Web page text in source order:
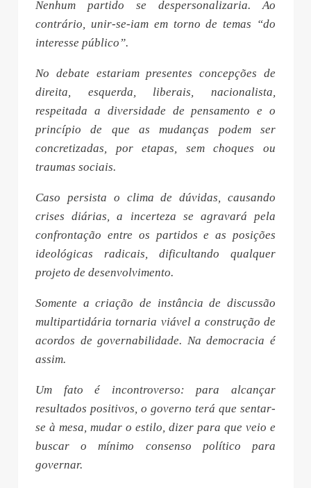
Nenhum partido se despersonalizaria. Ao
contrário, unir-se-iam em torno de temas “do
interesse público”.
No debate estariam presentes concepções de
direita, esquerda, liberais, nacionalista,
respeitada a diversidade de pensamento e o
princípio de que as mudanças podem ser
concretizadas, por etapas, sem choques ou
traumas sociais.
Caso persista o clima de dúvidas, causando
crises diárias, a incerteza se agravará pela
confrontação entre os partidos e as posições
ideológicas radicais, dificultando qualquer
projeto de desenvolvimento.
Somente a criação de instância de discussão
multipartidária tornaria viável a construção de
acordos de governabilidade. Na democracia é
assim.
Um fato é incontroverso: para alcançar
resultados positivos, o governo terá que sentar-
se à mesa, mudar o estilo, dizer para que veio e
buscar o mínimo consenso político para
governar.